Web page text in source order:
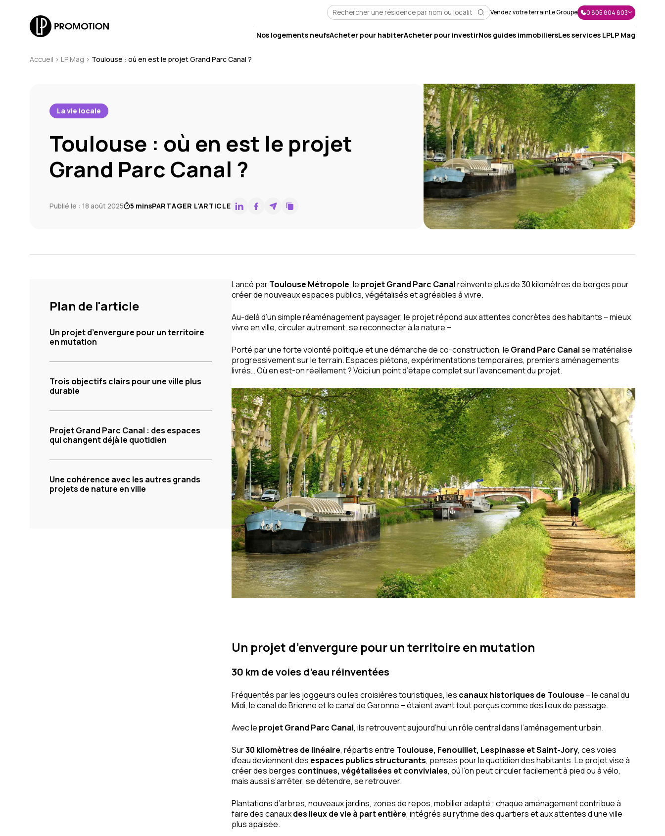
Vendez votre terrainLe Groupe 0 805 804 803
Nos logements neufsAcheter pour habiterAcheter pour investirNos guides immobiliersLes services LPLP Mag
Accueil > LP Mag > Toulouse : où en est le projet Grand Parc Canal ?
La vie locale
Toulouse : où en est le projet
Grand Parc Canal ?
Publié le : 18 août 2025 5 minsPARTAGER L'ARTICLE
Plan de l'article
Un projet d’envergure pour un territoire
en mutation
Trois objectifs clairs pour une ville plus
durable
Projet Grand Parc Canal : des espaces
qui changent déjà le quotidien
Une cohérence avec les autres grands
projets de nature en ville
Lancé parToulouse Métropole, le projet Grand Parc Canalréinvente plus de 30 kilomètres de berges pour
créer de nouveaux espaces publics, végétalisés et agréables à vivre.
Au-delà d’un simple réaménagement paysager, le projet répond aux attentes concrètes des habitants –mieux
vivre en ville, circuler autrement, se reconnecter à la nature –
Porté par une forte volonté politique et une démarche de co-construction, le Grand Parc Canalse matérialise
progressivement sur le terrain. Espaces piétons, expérimentations temporaires, premiers aménagements
livrés… Où en est-on réellement ? Voici un point d’étape complet sur l’avancement du projet.
Un projet d’envergure pour un territoire en mutation
30 km de voies d’eau réinventées
Fréquentés par les joggeurs ou les croisières touristiques, les canaux historiques de Toulouse – le canal du
Midi, le canal de Brienne et le canal de Garonne – étaient avant tout perçus comme des lieux de passage.
Avec le projet Grand Parc Canal, ils retrouvent aujourd’hui un rôle central dans l’aménagement urbain.
Sur30 kilomètres de linéaire, répartis entre Toulouse, Fenouillet, Lespinasse et Saint-Jory, ces voies
d’eau deviennent des espaces publics structurants, pensés pour le quotidien des habitants. Le projet vise à
créer des berges continues, végétalisées et conviviales, où l’on peut circuler facilement à pied ou à vélo,
mais aussi s’arrêter, se détendre, se retrouver.
Plantations d’arbres, nouveaux jardins, zones de repos, mobilier adapté : chaque aménagement contribue à
faire des canauxdes lieux de vie à part entière, intégrés au rythme des quartiers et aux attentes d’une ville
plus apaisée.
J'envoie un message
J'appelle un conseiller
Je suis rappelé(e)
Je prends RDV